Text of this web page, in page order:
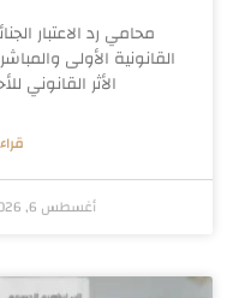
محامي رد الاعتبار
القانونية الأولى
الأثر القانوني
أغسطس 6, 2026